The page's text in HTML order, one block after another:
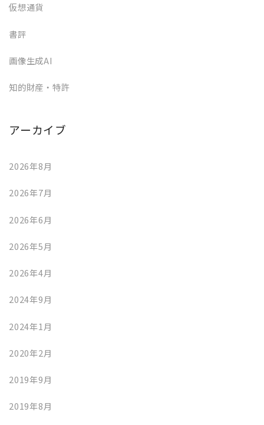
仮想通貨
書評
画像生成AI
知的財産・特許
アーカイブ
2026年8月
2026年7月
2026年6月
2026年5月
2026年4月
2024年9月
2024年1月
2020年2月
2019年9月
2019年8月